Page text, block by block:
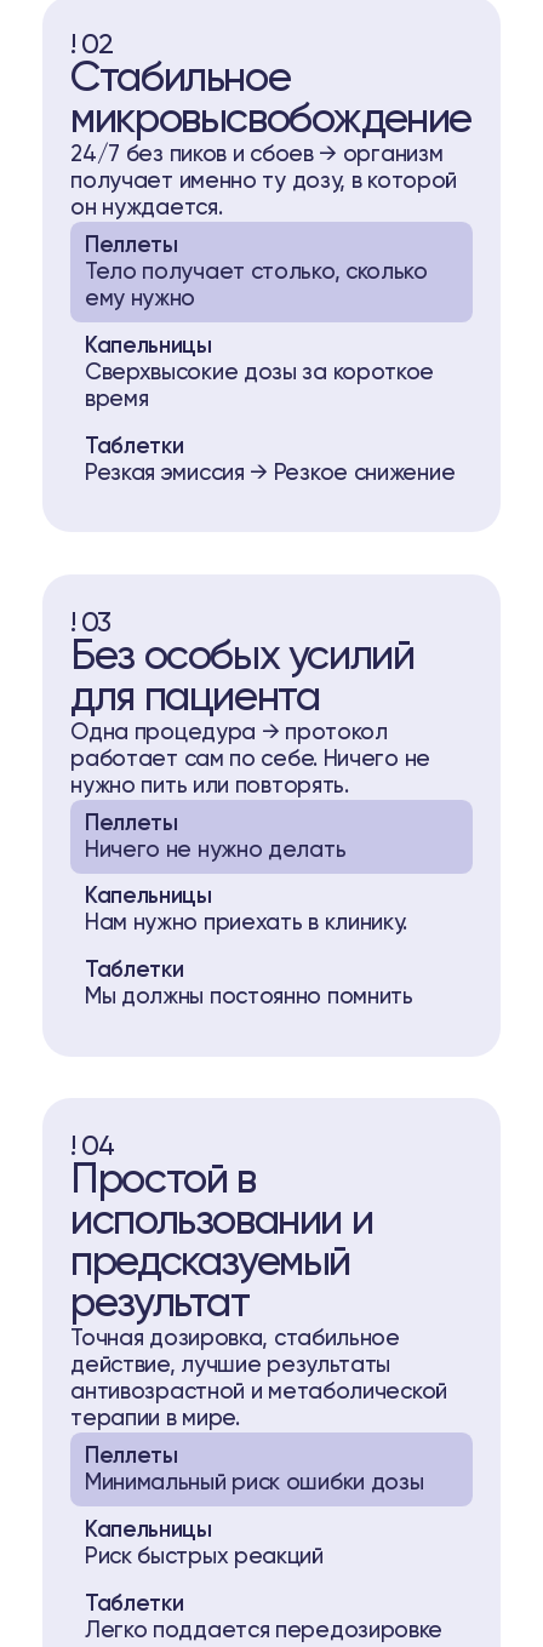
! 02
Стабильное
микровысвобождение
24/7 без пиков и сбоев → организм
получает именно ту дозу, в которой
он нуждается.
Пеллеты
Тело получает столько, сколько
ему нужно
Капельницы
Сверхвысокие дозы за короткое
время
Таблетки
Резкая эмиссия → Резкое снижение
! 03
Без особых усилий
для пациента
Одна процедура → протокол
работает сам по себе. Ничего не
нужно пить или повторять.
Пеллеты
Ничего не нужно делать
Капельницы
Нам нужно приехать в клинику.
Таблетки
Мы должны постоянно помнить
! 04
Простой в
использовании и
предсказуемый
результат
Точная дозировка, стабильное
действие, лучшие результаты
антивозрастной и метаболической
терапии в мире.
Пеллеты
Минимальный риск ошибки дозы
Капельницы
Риск быстрых реакций
Таблетки
Легко поддается передозировке